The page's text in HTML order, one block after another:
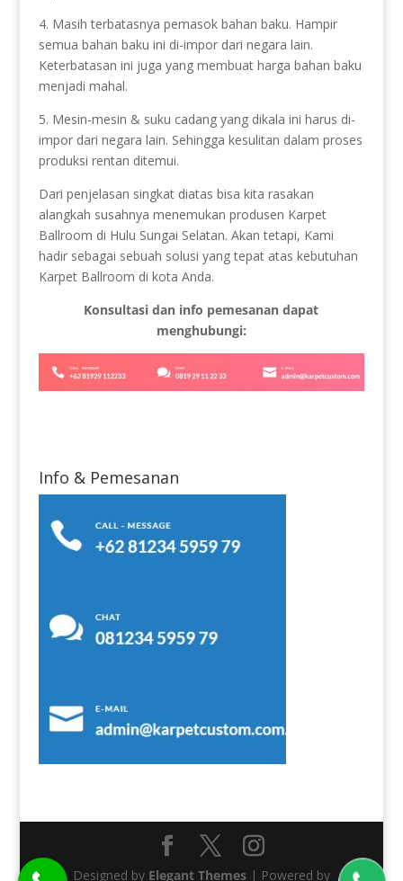
4. Masih terbatasnya pemasok bahan baku. Hampir
semua bahan baku ini di-impor dari negara lain.
Keterbatasan ini juga yang membuat harga bahan baku
menjadi mahal.
5. Mesin-mesin & suku cadang yang dikala ini harus di-
impor dari negara lain. Sehingga kesulitan dalam proses
produksi rentan ditemui.
Dari penjelasan singkat diatas bisa kita rasakan
alangkah susahnya menemukan produsen Karpet
Ballroom di Hulu Sungai Selatan. Akan tetapi, Kami
hadir sebagai sebuah solusi yang tepat atas kebutuhan
Karpet Ballroom di kota Anda.
Konsultasi dan info pemesanan dapat
menghubungi:
Info & Pemesanan
Designed by Elegant Themes| Powered by